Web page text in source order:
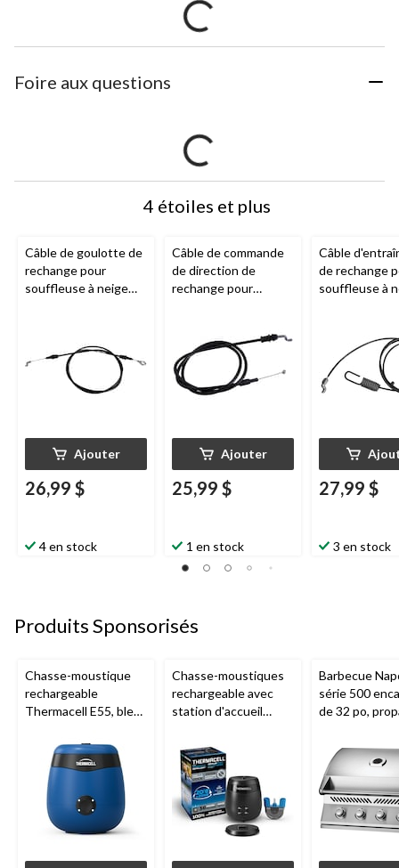
Foire aux questions
4 étoiles et plus
Câble de goulotte de
rechange pour
souffleuse à neige
Ajouter
26,99 $
4 en stock
Câble de commande
de direction de
rechange pour
Ajouter
25,99 $
1 en stock
Câble
de rechange
souffleuse à
27,99 $
3 en stock
Produits Sponsorisés
Chasse-moustique
rechargeable
Thermacell E55, bleu
Chasse-moustiques
rechargeable avec
station d'accueil
charbon
Barbecue
série 500
de 32 po,